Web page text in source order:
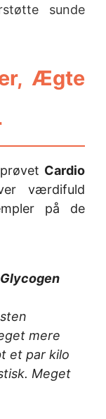
sunde
Ægte
Cardio
værdifuld
på de
mere
et par kilo
Meget